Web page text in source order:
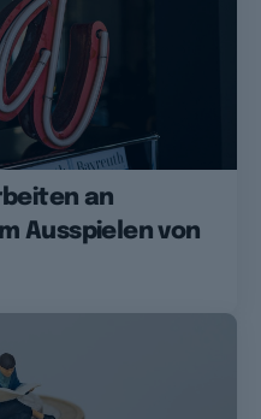
an
Ausspielen von